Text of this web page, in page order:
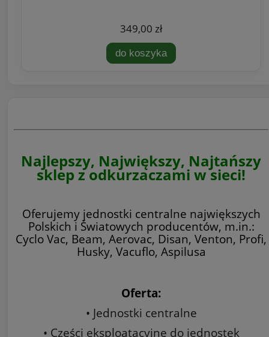
349,00 zł
do koszyka
Najlepszy, Największy, Najtańszy
sklep z odkurzaczami w sieci!
Oferujemy jednostki centralne największych
Polskich i Światowych producentów, m.in.:
Cyclo Vac, Beam, Aerovac, Disan, Venton, Profi,
Husky, Vacuflo, Aspilusa
Oferta:
• Jednostki centralne
• Części eksploatacyjne do jednostek